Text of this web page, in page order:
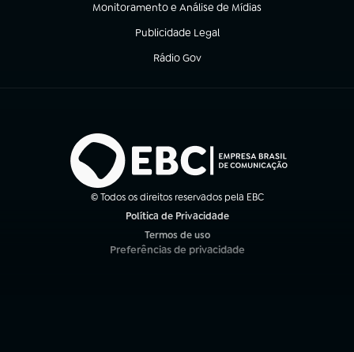
Monitoramento e Análise de Mídias
(abre em nova aba)
Publicidade Legal
(abre em nova aba)
Rádio Gov
(abre em nova aba)
© Todos os direitos reservados pela EBC
Política de Privacidade
Termos de uso
(abre em nova aba)
Preferências de privacidade